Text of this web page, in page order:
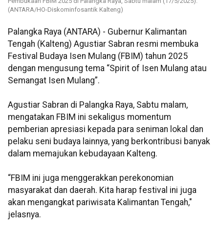
(ANTARA/HO-Diskominfosantik Kalteng)
Palangka Raya (ANTARA) - Gubernur Kalimantan
Tengah (Kalteng) Agustiar Sabran resmi membuka
Festival Budaya Isen Mulang (FBIM) tahun 2025
dengan mengusung tema “Spirit of Isen Mulang atau
Semangat Isen Mulang”.
Agustiar Sabran di Palangka Raya, Sabtu malam,
mengatakan FBIM ini sekaligus momentum
pemberian apresiasi kepada para seniman lokal dan
pelaku seni budaya lainnya, yang berkontribusi banyak
dalam memajukan kebudayaan Kalteng.
“FBIM ini juga menggerakkan perekonomian
masyarakat dan daerah. Kita harap festival ini juga
akan mengangkat pariwisata Kalimantan Tengah,"
jelasnya.